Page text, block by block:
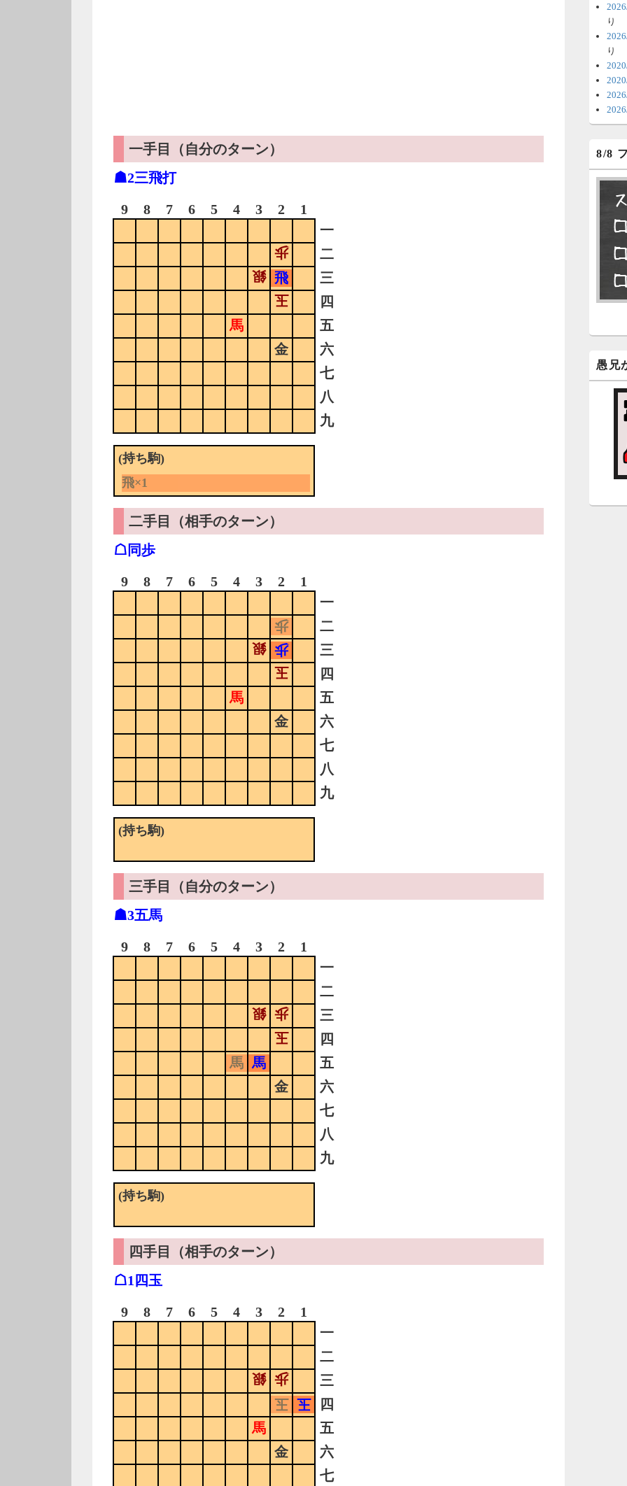
一手目（自分のターン）
☗2三飛打
9 8 7 6 5 4 3 2
1
一
歩
二
銀 飛
三
玉
四
馬
五
金
六
七
八
九
(持ち駒)
飛×1
二手目（相手のターン）
☖同歩
9 8 7 6 5 4 3 2
1
一
歩
二
銀 歩
三
玉
四
馬
五
金
六
七
八
九
(持ち駒)
三手目（自分のターン）
☗3五馬
9 8 7 6 5 4 3 2
1
一
二
銀 歩
三
玉
四
馬 馬
五
金
六
七
八
九
(持ち駒)
四手目（相手のターン）
☖1四玉
9 8 7 6 5 4 3 2
1
一
二
銀 歩
三
玉 玉
四
馬
五
金
六
七
ま
V
の
明
新
り
り
8/8
愚兄